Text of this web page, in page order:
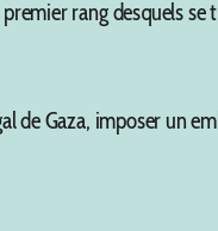
rang desquels se
de Gaza, imposer un